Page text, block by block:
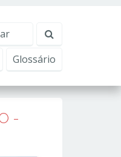
Glossário
-